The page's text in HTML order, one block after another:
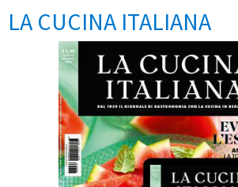
LA CUCINA ITALIANA